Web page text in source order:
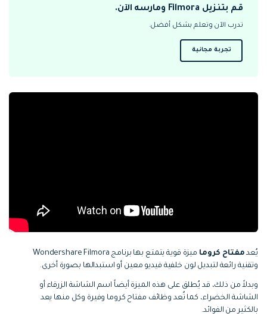
قم بتنزيل Filmora ومارسه الآن.
تدرب الآن وتعلم بشكل أفضل.
تجربة مجانية
يُعد مفتاح كروما
ميزة قوية يتمتع بها برنامج Wondershare Filmora
وتقنية رائعة لتبديل لون خلفية فيديو معين أو استبدالها بصورة أخرى.
وبدلاً من ذلك، قد يُطلق على هذه الميزة أيضاً اسم الشاشة الزرقاء أو
الشاشة الخضراء، كما تُعد وظائف مفتاح كروما وفيرة وكل منها يعد
بالكثير من الفوائد.